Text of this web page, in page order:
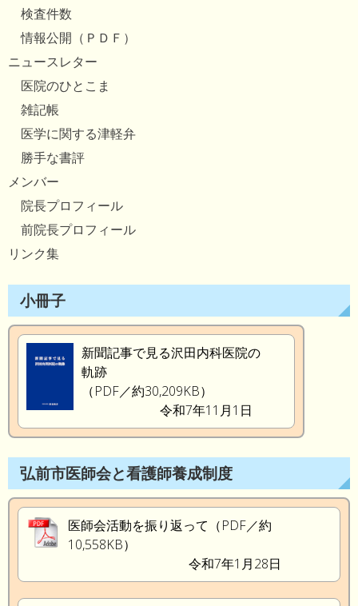
検査件数
情報公開（ＰＤＦ）
ニュースレター
医院のひとこま
雑記帳
医学に関する津軽弁
勝手な書評
メンバー
院長プロフィール
前院長プロフィール
リンク集
小冊子
新聞記事で見る沢田内科医院の
軌跡
（PDF／約30,209KB）
令和7年11月1日
弘前市医師会と看護師養成制度
医師会活動を振り返って（PDF／約
10,558KB）
令和7年1月28日